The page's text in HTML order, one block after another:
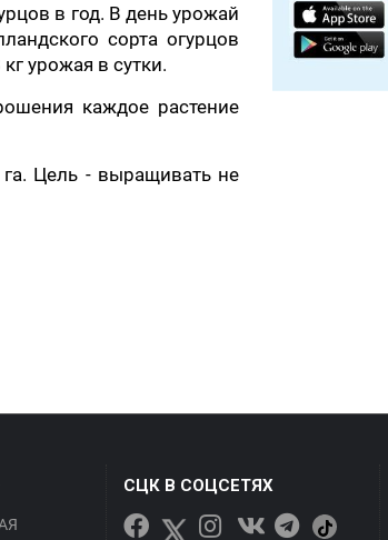
в год. В день урожай
сорта огурцов
урожая в сутки.
каждое растение
Цель - выращивать не
СЦК В СОЦСЕТЯХ